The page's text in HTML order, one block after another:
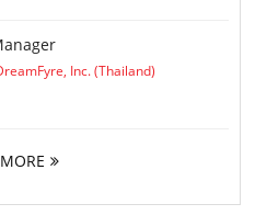
Inc. (Thailand)